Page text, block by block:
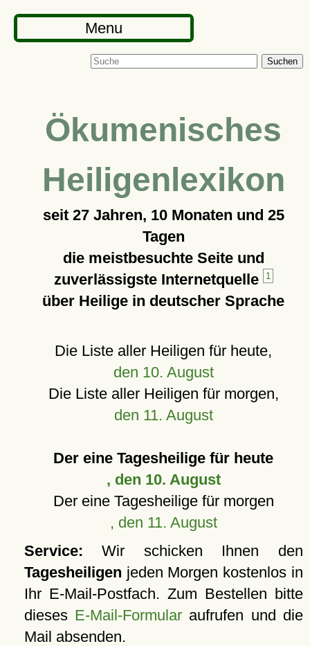
Menu
Suchen
Ökumenisches
Heiligenlexikon
seit 27 Jahren, 10 Monaten und 25
Tagen
die meistbesuchte Seite und
zuverlässigste Internetquelle
1
über Heilige in deutscher Sprache
Die Liste aller Heiligen für heute,
den 10. August
Die Liste aller Heiligen für morgen,
den 11. August
Der eine Tagesheilige für heute
, den 10. August
Der eine Tagesheilige für morgen
, den 11. August
Service: Wir schicken Ihnen den
Tagesheiligen jeden Morgen kostenlos in
Ihr E-Mail-Postfach. Zum Bestellen bitte
dieses E-Mail-Formular aufrufen und die
Mail absenden.